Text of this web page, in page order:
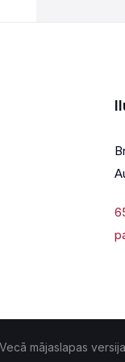
Vecā mājaslapas versija